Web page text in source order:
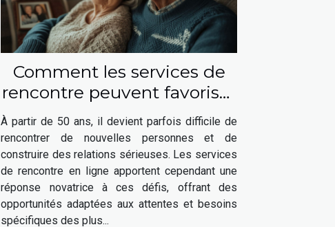
Comment les services de
rencontre peuvent favoriser
les relations sérieuses après
50 ans
À partir de 50 ans, il devient parfois difficile de
rencontrer de nouvelles personnes et de
construire des relations sérieuses. Les services
de rencontre en ligne apportent cependant une
réponse novatrice à ces défis, offrant des
opportunités adaptées aux attentes et besoins
spécifiques des plus...